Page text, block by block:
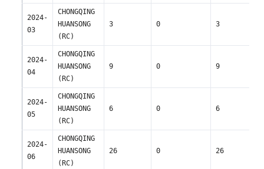
2024-
03
CHONGQING
HUANSONG
(RC)
3 0 3
2024-
04
CHONGQING
HUANSONG
(RC)
9 0 9
2024-
05
CHONGQING
HUANSONG
(RC)
6 0 6
2024-
06
CHONGQING
HUANSONG
(RC)
26 0 26